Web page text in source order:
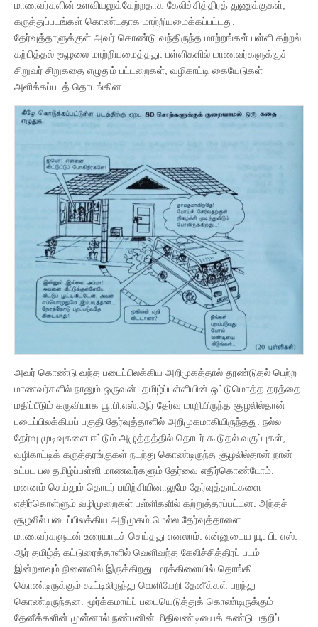
மாணவர்களின் உளவியலுக்கேற்றதாக கேலிச்சித்திரத் துணுக்குகள்,
கருத்துப்படங்கள் கொண்டதாக மாற்றியமைக்கப்பட்டது.
தேர்வுத்தாளுக்குள் அவர் கொண்டு வந்திருந்த மாற்றங்கள் பள்ளி கற்றல்
கற்பித்தல் சூழலை மாற்றியமைத்தது. பள்ளிகளில் மாணவர்களுக்குச்
சிறுவர் சிறுகதை எழுதும் பட்டறைகள், வழிகாட்டி கையேடுகள்
அளிக்கப்படத் தொடங்கின.
அவர் கொண்டு வந்த படைப்பிலக்கிய அறிமுகத்தால் தூண்டுதல் பெற்ற
மாணவர்களில் நானும் ஒருவன். தமிழ்ப்பள்ளியின் ஒட்டுமொத்த தரத்தை
மதிப்பீடும் கருவியாக யூ.பி.எஸ்.ஆர் தேர்வு மாறியிருந்த சூழலில்தான்
படைப்பிலக்கியப் பகுதி தேர்வுத்தாளில் அறிமுகமாகியிருந்தது. நல்ல
தேர்வு முடிவுகளை ஈட்டும் அழுத்தத்தில் தொடர் கூடுதல் வகுப்புகள்,
வழிகாட்டிக் கருத்தரங்குகள் நடந்து கொண்டிருந்த சூழலில்தான் நான்
உட்பட பல தமிழ்ப்பள்ளி மாணவர்களும் தேர்வை எதிர்கொண்டோம்.
மனனம் செய்தும் தொடர் பயிற்சியினாலுமே தேர்வுத்தாட்களை
எதிர்கொள்ளும் வழிமுறைகள் பள்ளிகளில் கற்றுத்தரப்பட்டன. அந்தச்
சூழலில் படைப்பிலக்கிய அறிமுகம் மெல்ல தேர்வுத்தாளை
மாணவர்களுடன் உரையாடச் செய்தது எனலாம். என்னுடைய யூ. பி. எஸ்.
ஆர் தமிழ்த் கட்டுரைத்தாளில் வெளிவந்த கேலிச்சித்திரப் படம்
இன்றளவும் நினைவில் இருக்கிறது. மரக்கிளையில் தொங்கி
கொண்டிருக்கும் கூட்டிலிருந்து வெளியேறி தேனீக்கள் பறந்து
கொண்டிருந்தன. மூர்க்கமாய்ப் படையெடுத்துக் கொண்டிருக்கும்
தேனீக்களின் முன்னால் நண்பனின் மிதிவண்டியைக் கண்டு பதறிப்